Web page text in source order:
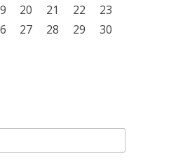
20 21 22
23
27 28 29
30